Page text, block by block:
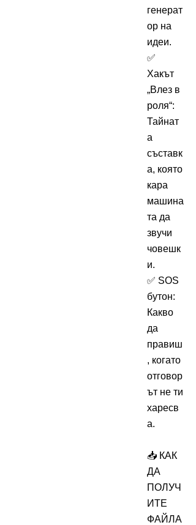
генерат
ор на
идеи.
✅
Хакът
„Влез в
роля“:
Тайнат
а
съставк
а, която
кара
машина
та да
звучи
човешк
и.
✅ SOS
бутон:
Какво
да
правиш
, когато
отговор
ът не ти
харесв
а.
📥 КАК
ДА
ПОЛУЧ
ИТЕ
ФАЙЛА